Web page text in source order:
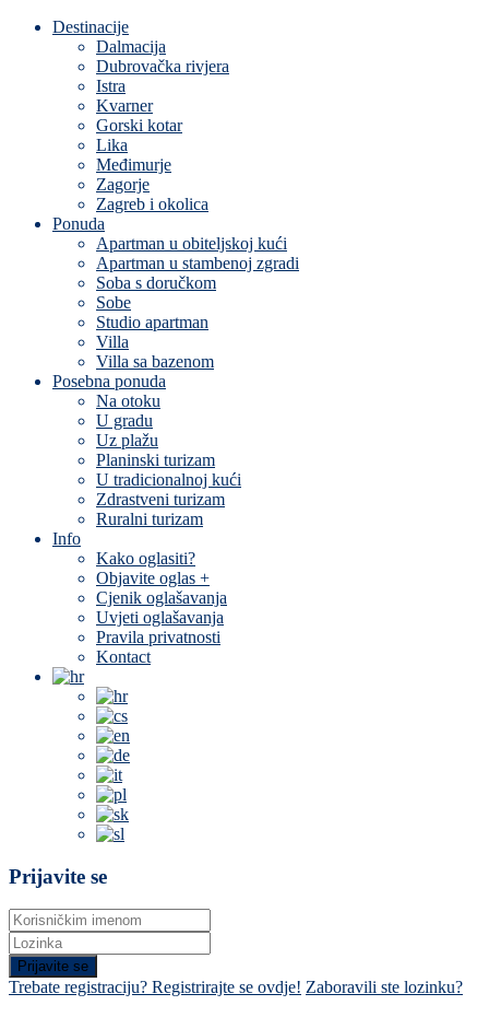
Destinacije
Dalmacija
Dubrovačka rivjera
Istra
Kvarner
Gorski kotar
Lika
Međimurje
Zagorje
Zagreb i okolica
Ponuda
Apartman u obiteljskoj kući
Apartman u stambenoj zgradi
Soba s doručkom
Sobe
Studio apartman
Villa
Villa sa bazenom
Posebna ponuda
Na otoku
U gradu
Uz plažu
Planinski turizam
U tradicionalnoj kući
Zdrastveni turizam
Ruralni turizam
Info
Kako oglasiti?
Objavite oglas +
Cjenik oglašavanja
Uvjeti oglašavanja
Pravila privatnosti
Kontact
Prijavite se
Prijavite se
Trebate registraciju? Registrirajte se ovdje! Zaboravili ste lozinku?